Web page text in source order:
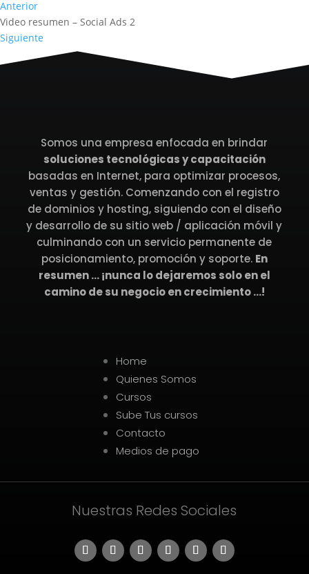
Anterior
Video resumen – Social Ads 2
Siguiente
Somos una empresa enfocada en brindar
soluciones tecnológicas y capacitación
basadas en Internet, para optimizar procesos,
ventas y gestión. Comenzando con el registro
de dominios y hosting, siguiendo con el diseño
y desarrollo de su sitio web / aplicación móvil y
culminando con un servicio permanente de
posicionamiento, promoción y soporte. En
resumen … ¡nunca lo dejaremos solo en el
camino de su negocio en crecimiento …!
Home
Quienes Somos
Cursos
Sube Tus cursos
Contacto
Medios de pago
Nuestras Redes Sociales